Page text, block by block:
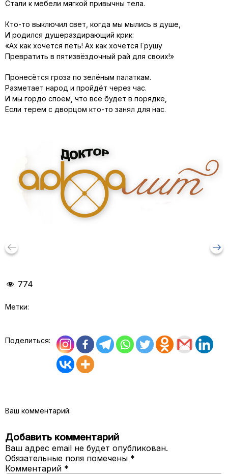
Стали к мебели мягкой привычны тела.
Кто-то выключил свет, когда мы мылись в душе,
И родился душераздирающий крик:
«Ах как хочется петь! Ах как хочется Грушу
Превратить в пятизвёздочный рай для своих!»
Пронесётся гроза по зелёным палаткам.
Разметает народ и пройдёт через час.
И мы гордо споём, что всё будет в порядке,
Если терем с дворцом кто-то занял для нас.
keyboard_backspace arrow_right_alt
774
Метки:
Поделиться:
Ваш комментарий:
Добавить комментарий
Ваш адрес email не будет опубликован.
Обязательные поля помечены *
Комментарий *